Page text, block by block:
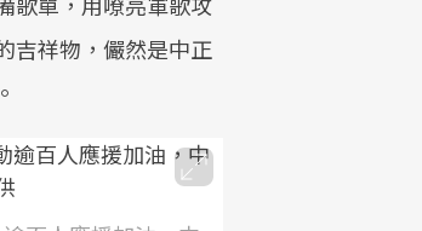
吉祥物，儼然是中正